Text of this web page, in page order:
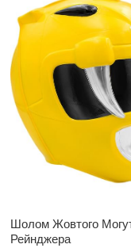
Шолом Жовтого
Рейнджера